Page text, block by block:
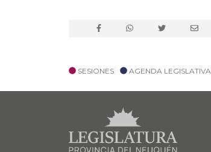
SESIONES AGENDA LEGISLATIVA